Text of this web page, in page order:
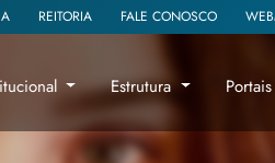
Estrutura Portais
REITORIA FALE CONOSCO